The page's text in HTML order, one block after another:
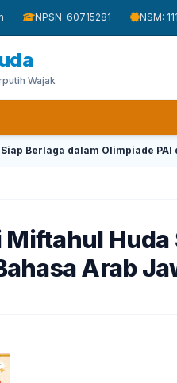
NPSN: 60715281 NSM:
Wajak
Berlaga dalam Olimpiade
Huda
Arab